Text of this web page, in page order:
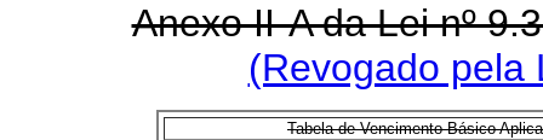
Anexo II-A da Lei nº
(Revogado pela
Tabela de Vencimento Básico